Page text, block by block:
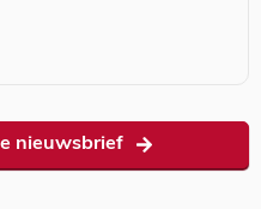
nieuwsbrief